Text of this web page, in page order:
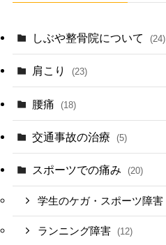
しぶや整骨院について (24)
肩こり (23)
腰痛 (18)
交通事故の治療 (5)
スポーツでの痛み (20)
学生のケガ・スポーツ障害
ランニング障害 (12)